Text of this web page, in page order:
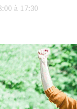
unstage
à tous les
, à seulement30
à 17:30